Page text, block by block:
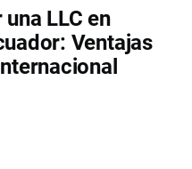
LLC en
Ventajas